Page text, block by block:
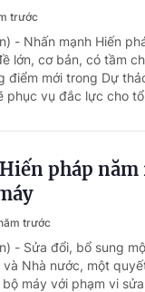
trước
- Nhấn mạnh Hiến
lớn, cơ bản, có tầm
điểm mới trong Dự
phục vụ đắc lực cho
pháp năm
trước
- Sửa đổi, bổ sung
Nhà nước, một
máy với phạm vi